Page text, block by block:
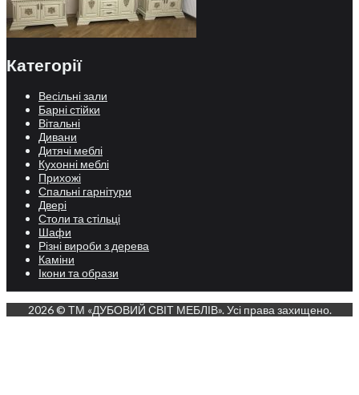
Категорії
Весільні зали
Барні стійки
Вітальні
Дивани
Дитячі меблі
Кухонні меблі
Прихожі
Спальні гарнітури
Двері
Столи та стільці
Шафи
Різні вироби з дерева
Каміни
Ікони та образи
2026 © ТМ «ДУБОВИЙ СВІТ МЕБЛІВ». Усі права захищено.